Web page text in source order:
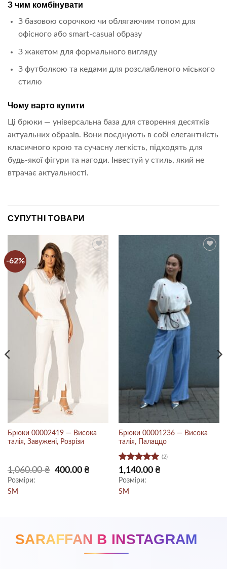
З чим комбінувати
З базовою сорочкою чи облягаючим топом для
офісного або smart-casual образу
З жакетом для формального вигляду
З футболкою та кедами для розслабленого міського
стилю
Чому варто купити
Ці брюки — універсальна база для створення десятків
актуальних образів. Вони поєднують в собі елегантність
класичного крою та сучасну легкість, підходять для
будь-якої фігури та нагоди. Інвестуй у стиль, який не
втрачає актуальності.
СУПУТНІ ТОВАРИ
-62%
Брюки 00002419 — Висока
талія, Завужені, Розрізи
1,060.00₴
Оригінальна
ціна:
400.00₴
Розміри:
S M
Брюки 00001236 — Висока
талія, Палаццо
Оцінено в
5з 5
(2)
1,140.00 ₴
Розміри:
S M
SARAFFAN В INSTAGRAM